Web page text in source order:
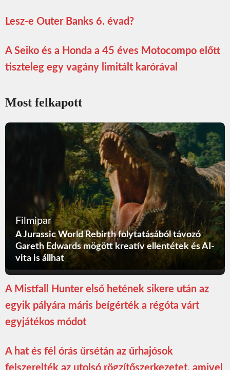
Lesz-e Outer Banks 6. évad?
A Seiko és a Honda a 45 éves Motocompo előtt
tiszteleg egy vagány limitált karórával
Most felkapott
Filmipar
A Jurassic World Rebirth folytatásából távozó
Gareth Edwards mögött kreatív ellentétek és AI-
vita is állhat
A Mistfall Hunter első hetének sikere után az
egyik pályára máris beígérték a régóta várt
egyjátékos módot
A hat és fél órás űrsétán az űrhajósok
felszerelték az utolsó rögzítőszerkezetet, amivel